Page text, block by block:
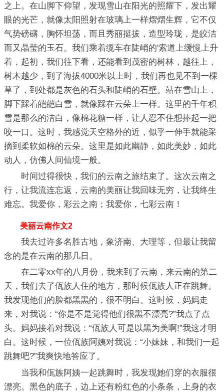
之上。在山脚下仰望，发现雪山在阳光的照耀下，发出耀
眼的光芒，就像太阳照射在玻璃上一样熠熠生辉，它不仅
气势磅礴，胸怀坦荡，而且秀丽挺拔，造型玲珑，是皎洁
而又晶莹的玉石。我们乘着缆车在陡峭的'索道上缓慢上升
着，起初，我们往下看，还能看到茂密的树林，越往上，
树木越少，到了海拔4000米以上时，我们再也见不到一棵
草了，到处都是灰色的石头和陡峭的石壁。站在雪山上，
脚下踩着皑皑白雪，就像踩在云朵上一样。这里的千年积
雪是那么的洁白，像棉花糖一样，让人忍不住想捧起一把
咬一口。这时，我感觉天空格外的近，似乎一伸手就能采
摘到柔软如棉的云朵。这里是如此幽静，如此美妙，如此
动人，仿佛人间仙境一般。
时间过得很快，我们的云南之旅结束了。这次云南之
行，让我流连忘返，云南的美丽让我回味无穷，让我终生
难忘。我爱你，彩云之南；我爱你，七彩云南！
美丽云南作文2
我去过许多名胜古地，象济南、大理等，但最让我留
念的是在云南的那几日。
在二零xx年的八月份，我来到了云南，来云南的第二
天，我们去了佤族人住的地方，那时候佤族人正在跳舞。
我发现他们的脸都黑黑的，很不明白。这时候，妈妈走
来，对我说：“你是不是觉得他们很黑不漂亮?”我点了点
头。妈妈接着对我说：“佤族人可是以黑为美啊!”我这才明
白。这时候，一位佤族阿姨对我说：“小妹妹，和我们一起
跳舞吧?”我爽快地答应了。
当我和佤族阿姨一起跳舞时，我发现她们穿的衣服很
漂亮。黑色的底子，边上还有粉红色的小条条，上身的衣